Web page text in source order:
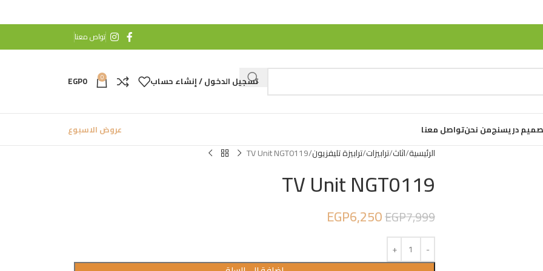
تواص معنا
تسجيل الدخول / إنشاء حساب 0
EGP0
دريسنجمن نحنتواصل معنا عروض الاسبوع
الرئيسية اثاث ترابيزات ترابيزة تليفزيون TV Unit NGT0119
TV Unit NGT0119
EGP7,999
EGP6,250